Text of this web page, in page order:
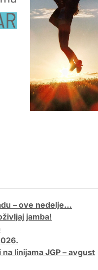
– ove nedelje…
jamba!
linijama JGP – avgust